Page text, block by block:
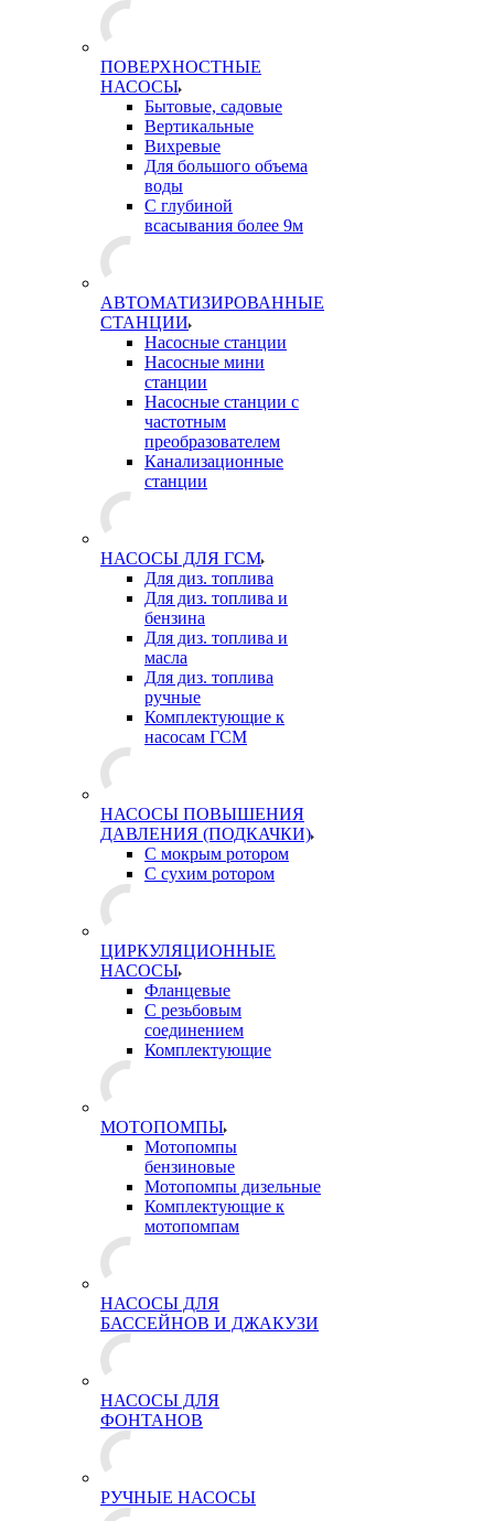
ПОВЕРХНОСТНЫЕ
НАСОСЫ
Бытовые, садовые
Вертикальные
Вихревые
Для большого объема
воды
С глубиной
всасывания более 9м
АВТОМАТИЗИРОВАННЫЕ
СТАНЦИИ
Насосные станции
Насосные мини
станции
Насосные станции с
частотным
преобразователем
Канализационные
станции
НАСОСЫ ДЛЯ ГСМ
Для диз. топлива
Для диз. топлива и
бензина
Для диз. топлива и
масла
Для диз. топлива
ручные
Комплектующие к
насосам ГСМ
НАСОСЫ ПОВЫШЕНИЯ
ДАВЛЕНИЯ (ПОДКАЧКИ)
С мокрым ротором
С сухим ротором
ЦИРКУЛЯЦИОННЫЕ
НАСОСЫ
Фланцевые
С резьбовым
соединением
Комплектующие
МОТОПОМПЫ
Мотопомпы
бензиновые
Мотопомпы дизельные
Комплектующие к
мотопомпам
НАСОСЫ ДЛЯ
БАССЕЙНОВ И ДЖАКУЗИ
НАСОСЫ ДЛЯ
ФОНТАНОВ
РУЧНЫЕ НАСОСЫ